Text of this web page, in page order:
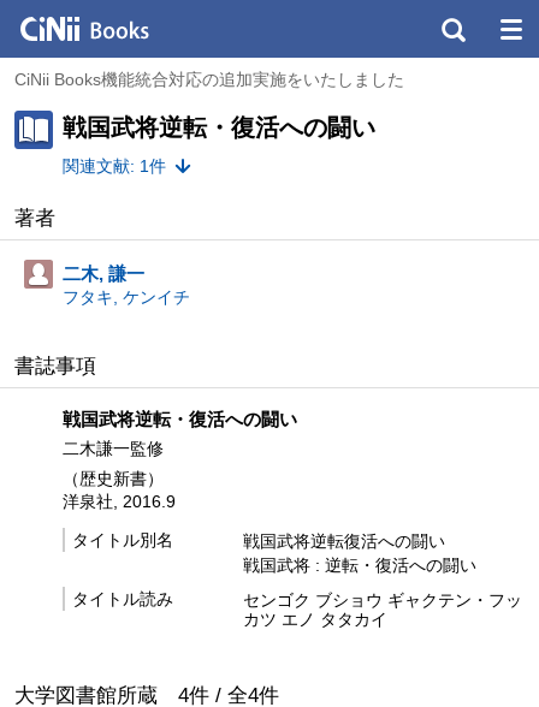
CiNii Books機能統合対応の追加実施をいたしました
戦国武将逆転・復活への闘い
関連文献: 1件
著者
二木, 謙一
フタキ, ケンイチ
書誌事項
戦国武将逆転・復活への闘い
二木謙一監修
（歴史新書）
洋泉社, 2016.9
タイトル別名
戦国武将逆転復活への闘い
戦国武将 : 逆転・復活への闘い
タイトル読み
センゴク ブショウ ギャクテン・フッ
カツ エノ タタカイ
大学図書館所蔵 4件 / 全4件